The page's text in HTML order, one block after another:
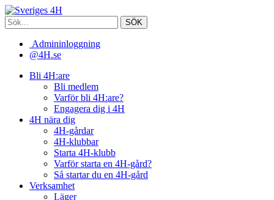
Admininloggning
@4H.se
Bli 4H:are
Bli medlem
Varför bli 4H:are?
Engagera dig i 4H
4H nära dig
4H-gårdar
4H-klubbar
Starta 4H-klubb
Varför starta en 4H-gård?
Så startar du en 4H-gård
Verksamhet
Läger